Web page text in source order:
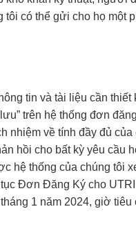
tôi có thể gửi cho họ một
tin và tài liệu cần
trên hệ thống đơn
nhiệm về tính đầy đủ
hồi cho bất kỳ yêu cầu
hệ thống của chúng tôi
Đơn Đăng Ký cho
1 năm 2024, giờ tiêu